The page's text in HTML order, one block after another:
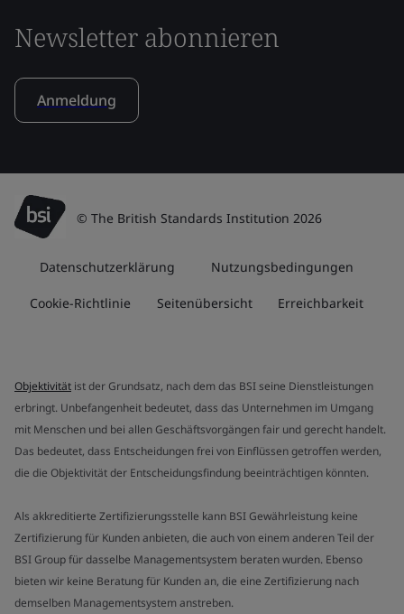
Newsletter abonnieren
Anmeldung
© The British Standards Institution 2026
Datenschutzerklärung Nutzungsbedingungen
Cookie-Richtlinie Seitenübersicht Erreichbarkeit
Objektivität ist der Grundsatz, nach dem das BSI seine Dienstleistungen
erbringt. Unbefangenheit bedeutet, dass das Unternehmen im Umgang
mit Menschen und bei allen Geschäftsvorgängen fair und gerecht handelt.
Das bedeutet, dass Entscheidungen frei von Einflüssen getroffen werden,
die die Objektivität der Entscheidungsfindung beeinträchtigen könnten.
Als akkreditierte Zertifizierungsstelle kann BSI Gewährleistung keine
Zertifizierung für Kunden anbieten, die auch von einem anderen Teil der
BSI Group für dasselbe Managementsystem beraten wurden. Ebenso
bieten wir keine Beratung für Kunden an, die eine Zertifizierung nach
demselben Managementsystem anstreben.